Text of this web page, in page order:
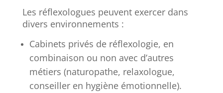
Les réflexologues peuvent exercer dans
divers environnements :
Cabinets privés de réflexologie, en
combinaison ou non avec d’autres
métiers (naturopathe, relaxologue,
conseiller en hygiène émotionnelle).